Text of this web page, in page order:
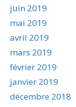
juin 2019
mai 2019
avril 2019
mars 2019
février 2019
janvier 2019
décembre 2018